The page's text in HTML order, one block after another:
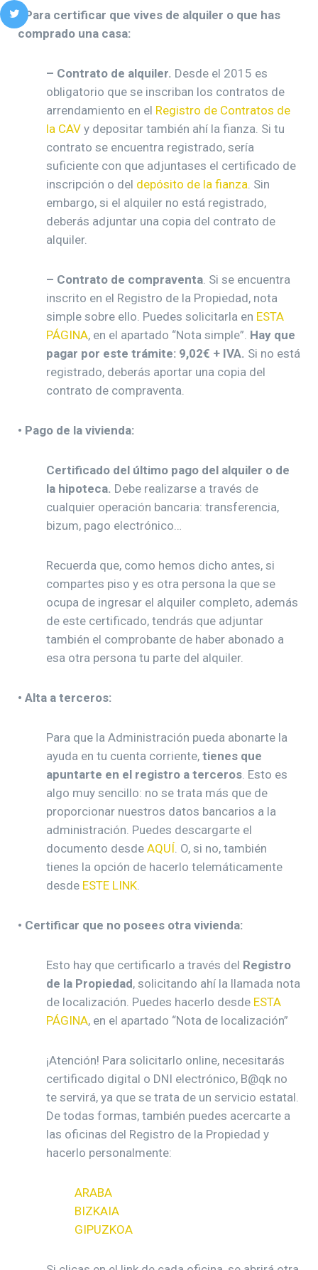
• Para certificar que vives de alquiler o que has
comprado una casa:
– Contrato de alquiler. Desde el 2015 es
obligatorio que se inscriban los contratos de
arrendamiento en el Registro de Contratos de
la CAV y depositar también ahí la fianza. Si tu
contrato se encuentra registrado, sería
suficiente con que adjuntases el certificado de
inscripción o del depósito de la fianza. Sin
embargo, si el alquiler no está registrado,
deberás adjuntar una copia del contrato de
alquiler.
– Contrato de compraventa. Si se encuentra
inscrito en el Registro de la Propiedad, nota
simple sobre ello. Puedes solicitarla en ESTA
PÁGINA, en el apartado “Nota simple”. Hay que
pagar por este trámite: 9,02€ + IVA. Si no está
registrado, deberás aportar una copia del
contrato de compraventa.
• Pago de la vivienda:
Certificado del último pago del alquiler o de
la hipoteca. Debe realizarse a través de
cualquier operación bancaria: transferencia,
bizum, pago electrónico…
Recuerda que, como hemos dicho antes, si
compartes piso y es otra persona la que se
ocupa de ingresar el alquiler completo, además
de este certificado, tendrás que adjuntar
también el comprobante de haber abonado a
esa otra persona tu parte del alquiler.
• Alta a terceros:
Para que la Administración pueda abonarte la
ayuda en tu cuenta corriente, tienes que
apuntarte en el registro a terceros. Esto es
algo muy sencillo: no se trata más que de
proporcionar nuestros datos bancarios a la
administración. Puedes descargarte el
documento desde AQUÍ. O, si no, también
tienes la opción de hacerlo telemáticamente
desde ESTE LINK.
• Certificar que no posees otra vivienda:
Esto hay que certificarlo a través del Registro
de la Propiedad, solicitando ahí la llamada nota
de localización. Puedes hacerlo desde ESTA
PÁGINA, en el apartado “Nota de localización”
¡Atención! Para solicitarlo online, necesitarás
certificado digital o DNI electrónico, B@qk no
te servirá, ya que se trata de un servicio estatal.
De todas formas, también puedes acercarte a
las oficinas del Registro de la Propiedad y
hacerlo personalmente:
ARABA
BIZKAIA
GIPUZKOA